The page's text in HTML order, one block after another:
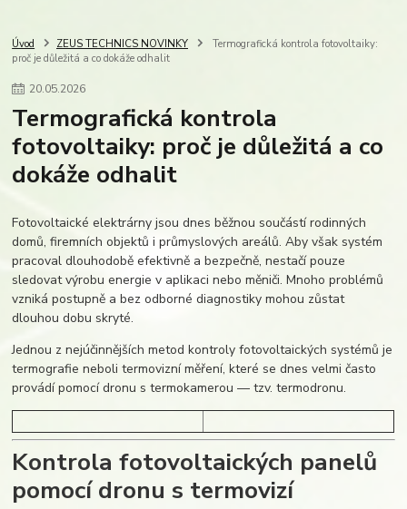
Úvod ZEUS TECHNICS NOVINKY
Termografická kontrola fotovoltaiky:
proč je důležitá a co dokáže odhalit
20.05.2026
Termografická kontrola
fotovoltaiky: proč je důležitá a co
dokáže odhalit
Fotovoltaické elektrárny jsou dnes běžnou součástí rodinných
domů, firemních objektů i průmyslových areálů. Aby však systém
pracoval dlouhodobě efektivně a bezpečně, nestačí pouze
sledovat výrobu energie v aplikaci nebo měniči. Mnoho problémů
vzniká postupně a bez odborné diagnostiky mohou zůstat
dlouhou dobu skryté.
Jednou z nejúčinnějších metod kontroly fotovoltaických systémů je
termografie neboli termovizní měření, které se dnes velmi často
provádí pomocí dronu s termokamerou — tzv. termodronu.
Kontrola fotovoltaických panelů
pomocí dronu s termovizí